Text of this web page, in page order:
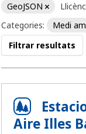
GeoJSON
Categories:
Medi
Filtrar resultats
Aire Illes